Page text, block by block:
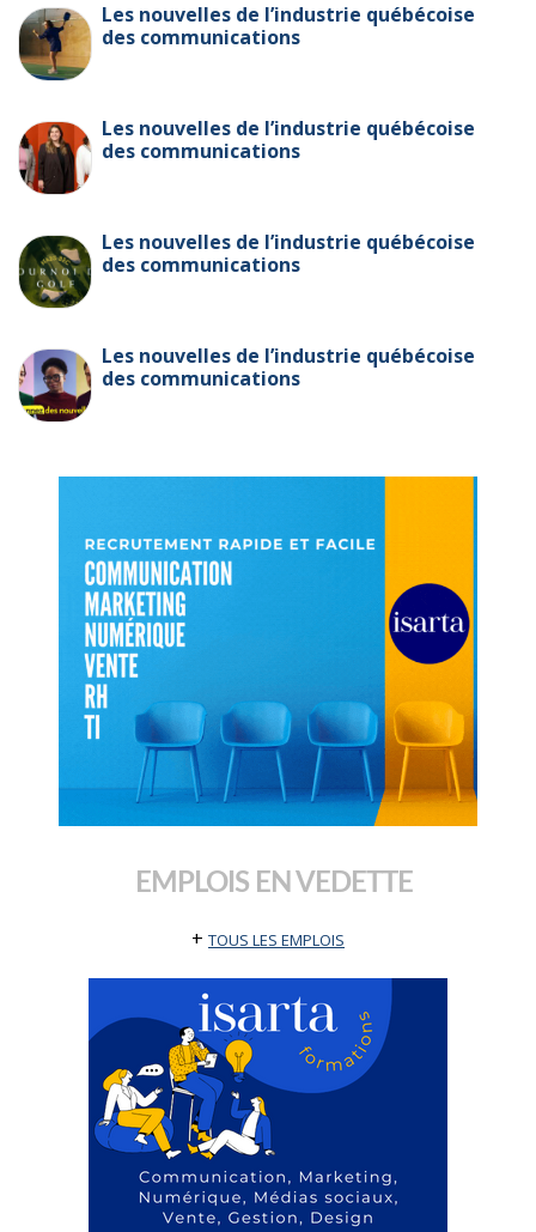
Les nouvelles de l’industrie québécoise
des communications
Les nouvelles de l’industrie québécoise
des communications
Les nouvelles de l’industrie québécoise
des communications
Les nouvelles de l’industrie québécoise
des communications
EMPLOIS EN VEDETTE
+ TOUS LES EMPLOIS